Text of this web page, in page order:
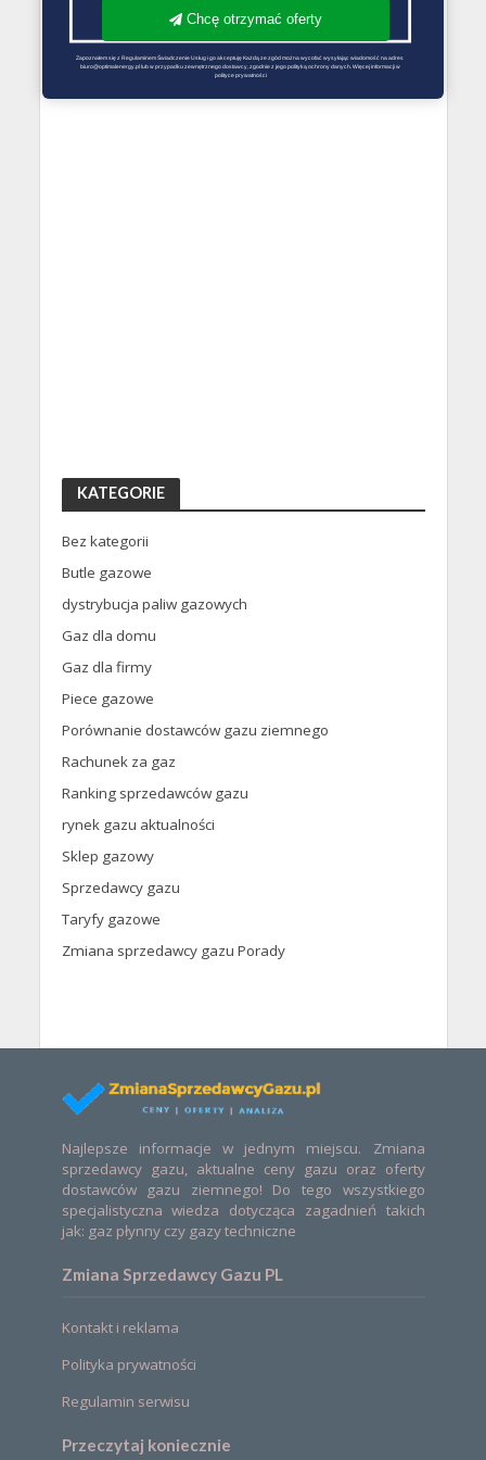
KATEGORIE
Bez kategorii
Butle gazowe
dystrybucja paliw gazowych
Gaz dla domu
Gaz dla firmy
Piece gazowe
Porównanie dostawców gazu ziemnego
Rachunek za gaz
Ranking sprzedawców gazu
rynek gazu aktualności
Sklep gazowy
Sprzedawcy gazu
Taryfy gazowe
Zmiana sprzedawcy gazu Porady
Najlepsze informacje w jednym miejscu. Zmiana
sprzedawcy gazu, aktualne ceny gazu oraz oferty
dostawców gazu ziemnego! Do tego wszystkiego
specjalistyczna wiedza dotycząca zagadnień takich
jak: gaz płynny czy gazy techniczne
Zmiana Sprzedawcy Gazu PL
Kontakt i reklama
Polityka prywatności
Regulamin serwisu
Przeczytaj koniecznie
Chcę otrzymać oferty
Zapoznałem się z Regulaminem Świadczenie Usług i go akceptuję Każdą ze zgód można wycofać wysyłając wiadomość na adres
biuro@optimalenergy.pl lub w przypadku zewnętrznego dostawcy, zgodnie z jego polityką ochrony danych. Więcej informacji w
polityce prywatności